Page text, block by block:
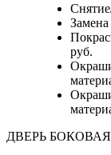
Замена
руб.
ДВЕРЬ